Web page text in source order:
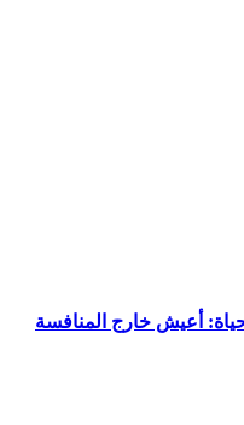
أعيش خارج المنافسة